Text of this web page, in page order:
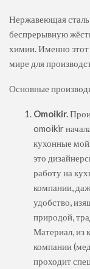
Нержавеющая сталь
беспрерывную
химии. Именно этот
мире для
Основные
Omoikir.
omoikir
кухонные
это
работу на
компании,
удобство,
природой,
Материал, из
компании
проходит